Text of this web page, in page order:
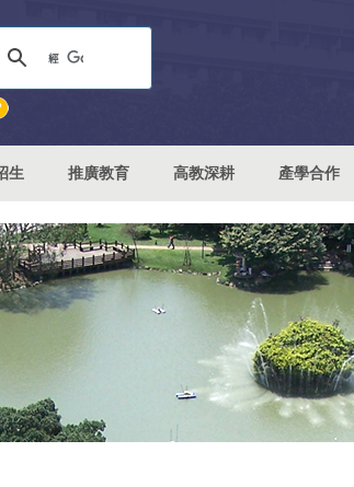
生 推廣教育 高教深耕 產學合作